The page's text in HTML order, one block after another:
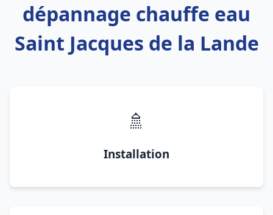
dépannage chauffe eau
Saint Jacques de la Lande
🚿
Installation